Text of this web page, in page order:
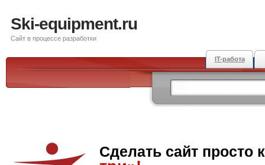
Ski-equipment.ru
Сайт в процессе разработки
IT-работа
Сделать сайт просто